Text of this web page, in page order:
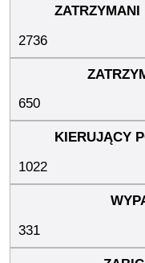
2736
650
1022
331